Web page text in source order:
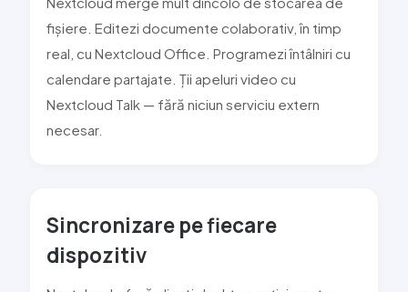
fișiere. Editezi documente colaborativ, în timp
real, cu Nextcloud Office. Programezi întâlniri cu
calendare partajate. Ții apeluri video cu
Nextcloud Talk — fără niciun serviciu extern
necesar.
Sincronizare pe fiecare
dispozitiv